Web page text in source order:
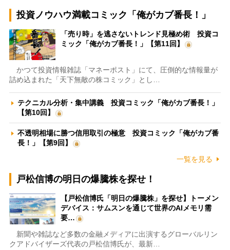
投資ノウハウ満載コミック「俺がカブ番長！」
「売り時」を逃さないトレンド見極め術 投資コ
ミック「俺がカブ番長！」【第11回】
かつて投資情報雑誌「マネーポスト」にて、圧倒的な情報量が
詰め込まれた「天下無敵の株コミック」とし…
テクニカル分析・集中講義 投資コミック「俺がカブ番長！」
【第10回】
不透明相場に勝つ信用取引の極意 投資コミック「俺がカブ番
長！」【第9回】
一覧を見る
戸松信博の明日の爆騰株を探せ！
【戸松信博氏「明日の爆騰株」を探せ】トーメン
デバイス：サムスンを通じて世界のAIメモリ需
要…
新聞や雑誌など多数の金融メディアに出演するグローバルリン
クアドバイザーズ代表の戸松信博氏が、最新…